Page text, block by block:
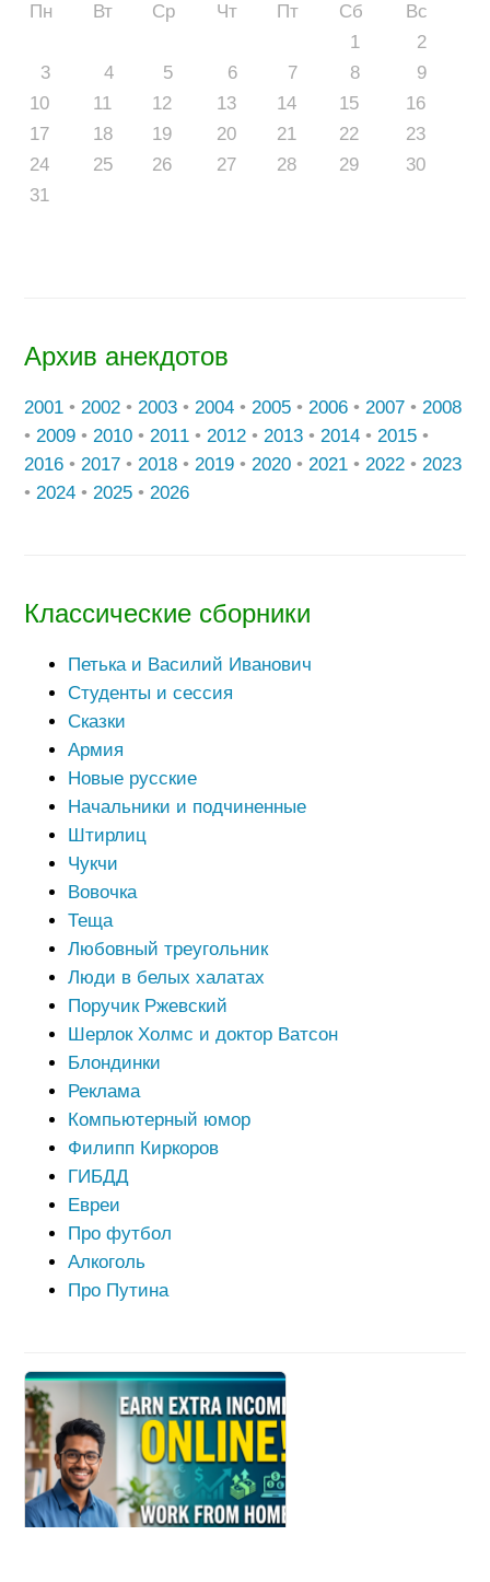
Пн Вт Ср Чт Пт Сб
Вс
1
2
3
4 5 6 7 8
9
10
11 12 13 14 15
16
17
18 19 20 21 22
23
24
25 26 27 28 29
30
31
Архив анекдотов
2001 • 2002 • 2003 • 2004 • 2005 • 2006 • 2007 • 2008
• 2009 • 2010 • 2011 • 2012 • 2013 • 2014 • 2015 •
2016 • 2017 • 2018 • 2019 • 2020 • 2021 • 2022 • 2023
• 2024 • 2025 • 2026
Классические сборники
Петька и Василий Иванович
Студенты и сессия
Сказки
Армия
Новые русские
Начальники и подчиненные
Штирлиц
Чукчи
Вовочка
Теща
Любовный треугольник
Люди в белых халатах
Поручик Ржевский
Шерлок Холмс и доктор Ватсон
Блондинки
Реклама
Компьютерный юмор
Филипп Киркоров
ГИБДД
Евреи
Про футбол
Алкоголь
Про Путина